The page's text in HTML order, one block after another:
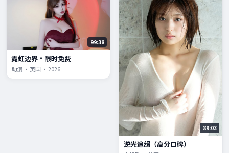
99:38
霓虹边界·限时免费
动漫 · 英国 · 2026
89:03
逆光追缉（高分口碑）